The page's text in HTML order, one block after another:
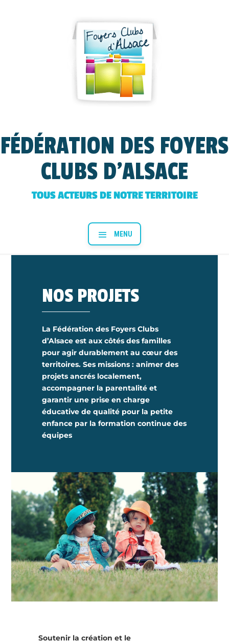
FÉDÉRATION DES FOYERS
CLUBS D'ALSACE
TOUS ACTEURS DE NOTRE TERRITOIRE
NOS PROJETS
La Fédération des Foyers Clubs
d’Alsace est aux côtés des familles
pour agir durablement au cœur des
territoires. Ses missions : animer des
projets ancrés localement,
accompagner la parentalité et
garantir une prise en charge
éducative de qualité pour la petite
enfance par la formation continue des
équipes
Soutenir la création et le